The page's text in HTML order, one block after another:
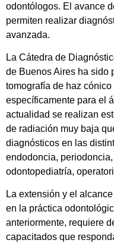
odontólogos. El avance
permiten realizar
avanzada.
La Cátedra de
de Buenos Aires ha sido
tomografía de haz
específicamente para el
actualidad se realizan
de radiación muy baja
diagnósticos en las
endodoncia,
odontopediatría,
La extensión y el
en la práctica
anteriormente, requiere
capacitados que